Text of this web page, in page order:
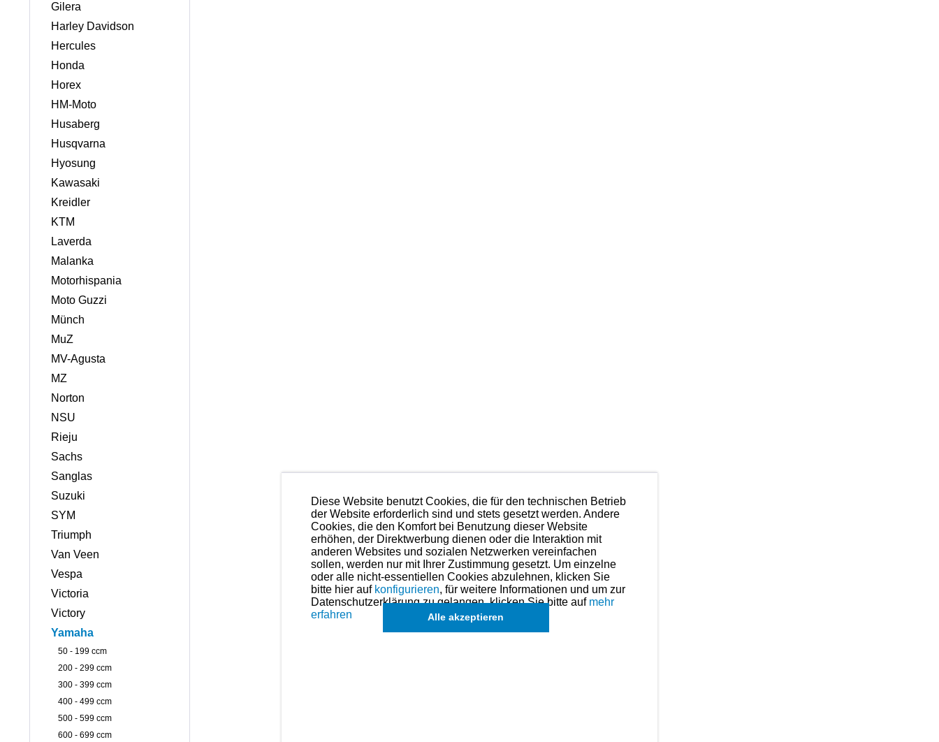
Gilera
Harley Davidson
Hercules
Honda
Horex
HM-Moto
Husaberg
Husqvarna
Hyosung
Kawasaki
Kreidler
KTM
Laverda
Malanka
Motorhispania
Moto Guzzi
Münch
MuZ
MV-Agusta
MZ
Norton
NSU
Rieju
Sachs
Sanglas
Suzuki
SYM
Triumph
Van Veen
Vespa
Victoria
Victory
Yamaha
50 - 199 ccm
200 - 299 ccm
300 - 399 ccm
400 - 499 ccm
500 - 599 ccm
600 - 699 ccm
Diese Website benutzt Cookies, die für den technischen Betrieb
der Website erforderlich sind und stets gesetzt werden. Andere
Cookies, die den Komfort bei Benutzung dieser Website
erhöhen, der Direktwerbung dienen oder die Interaktion mit
anderen Websites und sozialen Netzwerken vereinfachen
sollen, werden nur mit Ihrer Zustimmung gesetzt. Um einzelne
oder alle nicht-essentiellen Cookies abzulehnen, klicken Sie
bitte hier auf konfigurieren, für weitere Informationen und um zur
Datenschutzerklärung zu gelangen, klicken Sie bitte auf mehr
erfahren
Alle akzeptieren